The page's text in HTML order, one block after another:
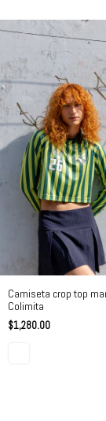
Camiseta crop top
Colimita
$1,280.00